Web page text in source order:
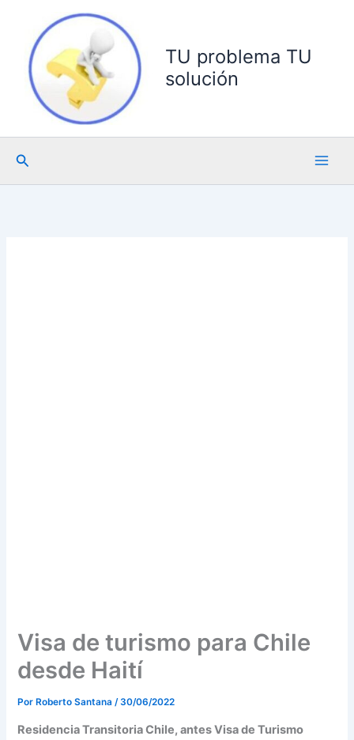
contenido
TU problema TU
solución
Buscar
Visa de turismo para Chile
desde Haití
Por Roberto Santana/30/06/2022
Residencia Transitoria Chile, antes Visa de Turismo